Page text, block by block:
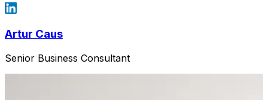
Artur Caus
Senior Business Consultant